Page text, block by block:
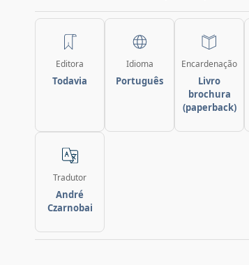
Editora
Todavia
Idioma
Português
Encardenação
Livro
brochura
(paperback)
Tradutor
André
Czarnobai